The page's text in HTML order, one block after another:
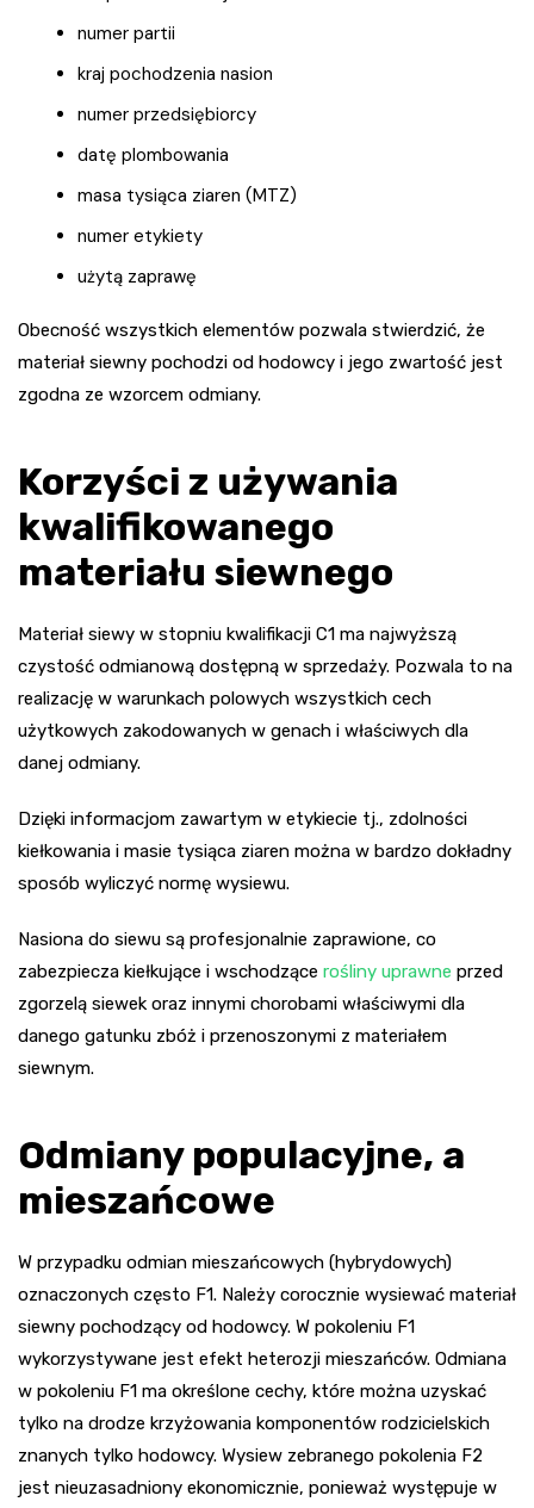
numer partii
kraj pochodzenia nasion
numer przedsiębiorcy
datę plombowania
masa tysiąca ziaren (MTZ)
numer etykiety
użytą zaprawę
Obecność wszystkich elementów pozwala stwierdzić, że
materiał siewny pochodzi od hodowcy i jego zwartość jest
zgodna ze wzorcem odmiany.
Korzyści z używania
kwalifikowanego
materiału siewnego
Materiał siewy w stopniu kwalifikacji C1 ma najwyższą
czystość odmianową dostępną w sprzedaży. Pozwala to na
realizację w warunkach polowych wszystkich cech
użytkowych zakodowanych w genach i właściwych dla
danej odmiany.
Dzięki informacjom zawartym w etykiecie tj., zdolności
kiełkowania i masie tysiąca ziaren można w bardzo dokładny
sposób wyliczyć normę wysiewu.
Nasiona do siewu są profesjonalnie zaprawione, co
zabezpiecza kiełkujące i wschodzące rośliny uprawne przed
zgorzelą siewek oraz innymi chorobami właściwymi dla
danego gatunku zbóż i przenoszonymi z materiałem
siewnym.
Odmiany populacyjne, a
mieszańcowe
W przypadku odmian mieszańcowych (hybrydowych)
oznaczonych często F1. Należy corocznie wysiewać materiał
siewny pochodzący od hodowcy. W pokoleniu F1
wykorzystywane jest efekt heterozji mieszańców. Odmiana
w pokoleniu F1 ma określone cechy, które można uzyskać
tylko na drodze krzyżowania komponentów rodzicielskich
znanych tylko hodowcy. Wysiew zebranego pokolenia F2
jest nieuzasadniony ekonomicznie, ponieważ występuje w